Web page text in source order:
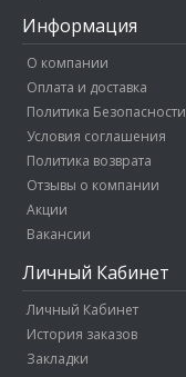
Информация
О компании
Оплата и доставка
Политика Безопасности
Условия соглашения
Политика возврата
Отзывы о компании
Акции
Вакансии
Личный Кабинет
Личный Кабинет
История заказов
Закладки